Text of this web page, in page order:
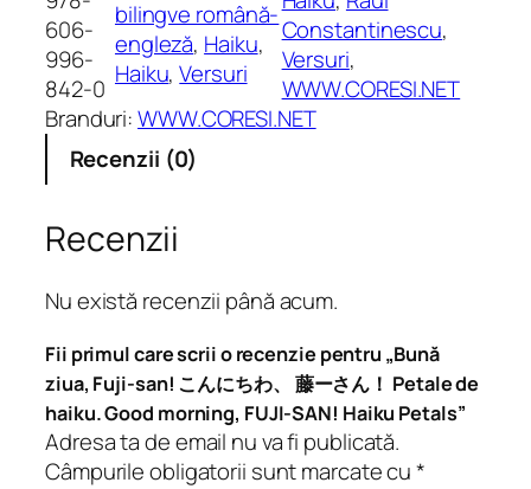
i
t
a
t
e
n
ă
z
i
u
a
,
F
u
606-
996-
842-0
bilingve română-
engleză, Haiku
Haiku, Versuri
Constantinescu
Versuri
WWW.CORESI.NET
Branduri:WWW.CORESI.NET
Recenzii (0)
Recenzii
Nu există recenzii până acum.
Fii primul care scrii o recenzie pentru „Bună
ziua, Fuji-san! こんにちわ、 藤ーさん！ Petale de
haiku. Good morning, FUJI-SAN! Haiku Petals”
Adresa ta de email nu va fi publicată.
Câmpurile obligatorii sunt marcate cu*